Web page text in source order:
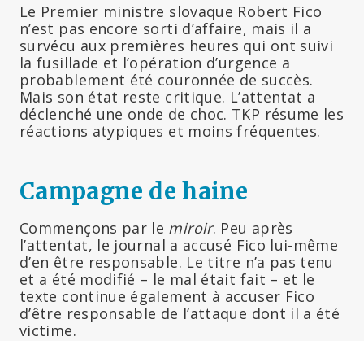
Le Premier ministre slovaque Robert Fico
n’est pas encore sorti d’affaire, mais il a
survécu aux premières heures qui ont suivi
la fusillade et l’opération d’urgence a
probablement été couronnée de succès.
Mais son état reste critique. L’attentat a
déclenché une onde de choc. TKP résume les
réactions atypiques et moins fréquentes.
Campagne de haine
Commençons par le miroir. Peu après
l’attentat, le journal a accusé Fico lui-même
d’en être responsable. Le titre n’a pas tenu
et a été modifié – le mal était fait – et le
texte continue également à accuser Fico
d’être responsable de l’attaque dont il a été
victime.